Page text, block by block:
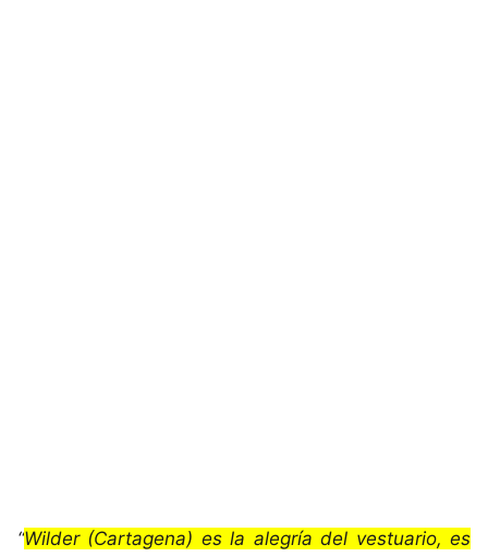
“Wilder (Cartagena) es la alegría del vestuario, es